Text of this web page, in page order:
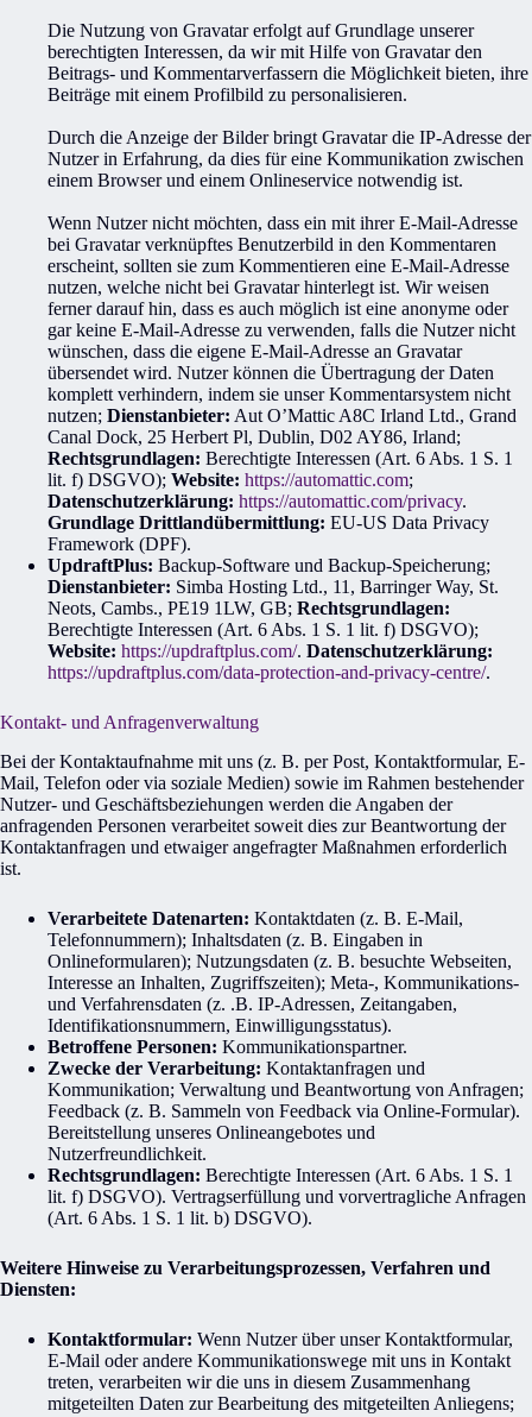
Die Nutzung von Gravatar erfolgt auf Grundlage unserer
berechtigten Interessen, da wir mit Hilfe von Gravatar den
Beitrags- und Kommentarverfassern die Möglichkeit bieten, ihre
Beiträge mit einem Profilbild zu personalisieren.
Durch die Anzeige der Bilder bringt Gravatar die IP-Adresse der
Nutzer in Erfahrung, da dies für eine Kommunikation zwischen
einem Browser und einem Onlineservice notwendig ist.
Wenn Nutzer nicht möchten, dass ein mit ihrer E-Mail-Adresse
bei Gravatar verknüpftes Benutzerbild in den Kommentaren
erscheint, sollten sie zum Kommentieren eine E-Mail-Adresse
nutzen, welche nicht bei Gravatar hinterlegt ist. Wir weisen
ferner darauf hin, dass es auch möglich ist eine anonyme oder
gar keine E-Mail-Adresse zu verwenden, falls die Nutzer nicht
wünschen, dass die eigene E-Mail-Adresse an Gravatar
übersendet wird. Nutzer können die Übertragung der Daten
komplett verhindern, indem sie unser Kommentarsystem nicht
nutzen; Dienstanbieter: Aut O’Mattic A8C Irland Ltd., Grand
Canal Dock, 25 Herbert Pl, Dublin, D02 AY86, Irland;
Rechtsgrundlagen: Berechtigte Interessen (Art. 6 Abs. 1 S. 1
lit. f) DSGVO); Website: https://automattic.com;
Datenschutzerklärung: https://automattic.com/privacy.
Grundlage Drittlandübermittlung: EU-US Data Privacy
Framework (DPF).
UpdraftPlus: Backup-Software und Backup-Speicherung;
Dienstanbieter: Simba Hosting Ltd., 11, Barringer Way, St.
Neots, Cambs., PE19 1LW, GB; Rechtsgrundlagen:
Berechtigte Interessen (Art. 6 Abs. 1 S. 1 lit. f) DSGVO);
Website: https://updraftplus.com/. Datenschutzerklärung:
https://updraftplus.com/data-protection-and-privacy-centre/.
Kontakt- und Anfragenverwaltung
Bei der Kontaktaufnahme mit uns (z. B. per Post, Kontaktformular, E-
Mail, Telefon oder via soziale Medien) sowie im Rahmen bestehender
Nutzer- und Geschäftsbeziehungen werden die Angaben der
anfragenden Personen verarbeitet soweit dies zur Beantwortung der
Kontaktanfragen und etwaiger angefragter Maßnahmen erforderlich
ist.
Verarbeitete Datenarten: Kontaktdaten (z. B. E-Mail,
Telefonnummern); Inhaltsdaten (z. B. Eingaben in
Onlineformularen); Nutzungsdaten (z. B. besuchte Webseiten,
Interesse an Inhalten, Zugriffszeiten); Meta-, Kommunikations-
und Verfahrensdaten (z. .B. IP-Adressen, Zeitangaben,
Identifikationsnummern, Einwilligungsstatus).
Betroffene Personen: Kommunikationspartner.
Zwecke der Verarbeitung: Kontaktanfragen und
Kommunikation; Verwaltung und Beantwortung von Anfragen;
Feedback (z. B. Sammeln von Feedback via Online-Formular).
Bereitstellung unseres Onlineangebotes und
Nutzerfreundlichkeit.
Rechtsgrundlagen: Berechtigte Interessen (Art. 6 Abs. 1 S. 1
lit. f) DSGVO). Vertragserfüllung und vorvertragliche Anfragen
(Art. 6 Abs. 1 S. 1 lit. b) DSGVO).
Weitere Hinweise zu Verarbeitungsprozessen, Verfahren und
Diensten:
Kontaktformular: Wenn Nutzer über unser Kontaktformular,
E-Mail oder andere Kommunikationswege mit uns in Kontakt
treten, verarbeiten wir die uns in diesem Zusammenhang
mitgeteilten Daten zur Bearbeitung des mitgeteilten Anliegens;